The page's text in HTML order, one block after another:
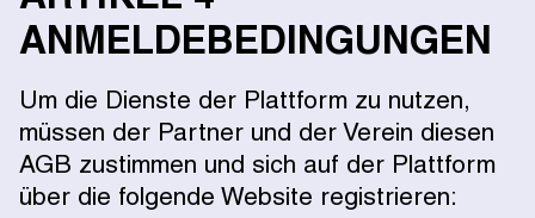
ANMELDEBEDINGUNGEN
Um die Dienste der Plattform zu nutzen,
müssen der Partner und der Verein diesen
AGB zustimmen und sich auf der Plattform
über die folgende Website registrieren: